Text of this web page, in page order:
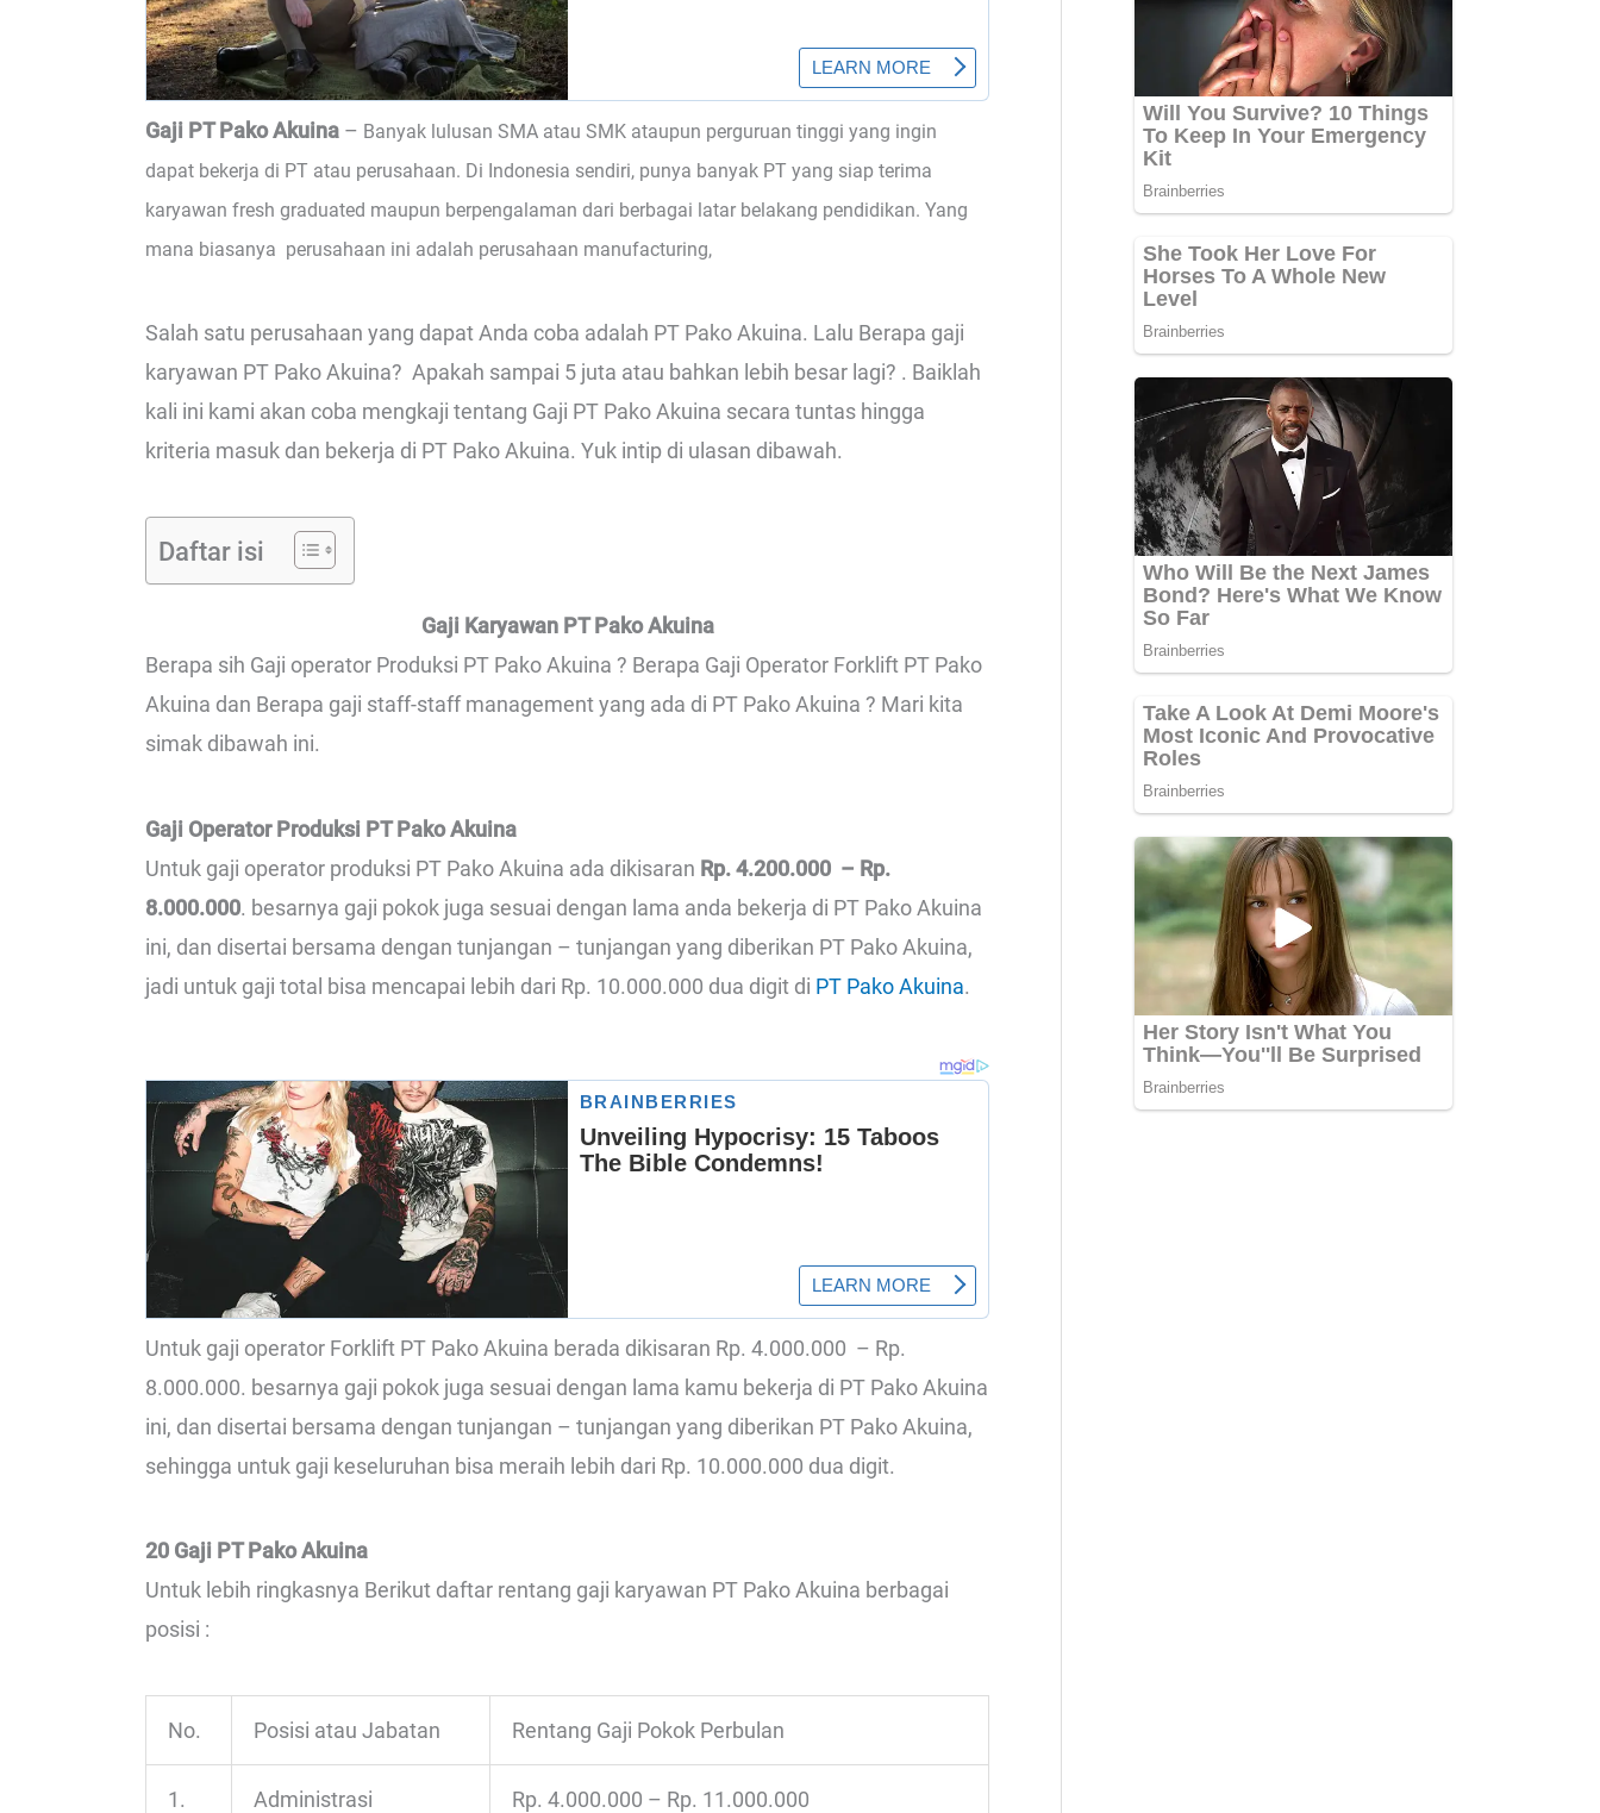
Gaji PT Pako Akuina – Banyak lulusan SMA atau SMK ataupun perguruan tinggi yang ingin
dapat bekerja di PT atau perusahaan. Di Indonesia sendiri, punya banyak PT yang siap terima
karyawan fresh graduated maupun berpengalaman dari berbagai latar belakang pendidikan. Yang
mana biasanya perusahaan ini adalah perusahaan manufacturing,
Salah satu perusahaan yang dapat Anda coba adalah PT Pako Akuina. Lalu Berapa gaji
karyawan PT Pako Akuina? Apakah sampai 5 juta atau bahkan lebih besar lagi? . Baiklah
kali ini kami akan coba mengkaji tentang Gaji PT Pako Akuina secara tuntas hingga
kriteria masuk dan bekerja di PT Pako Akuina. Yuk intip di ulasan dibawah.
Daftar isi
Gaji Karyawan PT Pako Akuina
Berapa sih Gaji operator Produksi PT Pako Akuina ? Berapa Gaji Operator Forklift PT Pako
Akuina dan Berapa gaji staff-staff management yang ada di PT Pako Akuina ? Mari kita
simak dibawah ini.
Gaji Operator Produksi PT Pako Akuina
Untuk gaji operator produksi PT Pako Akuina ada dikisaran Rp. 4.200.000 – Rp.
8.000.000. besarnya gaji pokok juga sesuai dengan lama anda bekerja di PT Pako Akuina
ini, dan disertai bersama dengan tunjangan – tunjangan yang diberikan PT Pako Akuina,
jadi untuk gaji total bisa mencapai lebih dari Rp. 10.000.000 dua digit di PT Pako Akuina.
Untuk gaji operator Forklift PT Pako Akuina berada dikisaran Rp. 4.000.000 – Rp.
8.000.000. besarnya gaji pokok juga sesuai dengan lama kamu bekerja di PT Pako Akuina
ini, dan disertai bersama dengan tunjangan – tunjangan yang diberikan PT Pako Akuina,
sehingga untuk gaji keseluruhan bisa meraih lebih dari Rp. 10.000.000 dua digit.
20 Gaji PT Pako Akuina
Untuk lebih ringkasnya Berikut daftar rentang gaji karyawan PT Pako Akuina berbagai
posisi :
No. Posisi atau Jabatan Rentang Gaji Pokok Perbulan
1. Administrasi Rp. 4.000.000 – Rp. 11.000.000